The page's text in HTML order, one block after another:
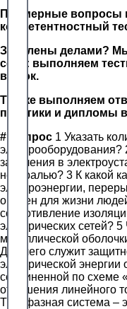
Примерные вопросы
компетентностный
Завалены делами?
себя: выполняем
в срок.
Так же выполняем
практики и
#
Вопрос 1 Указать
зануления в
нейтралью? 3 К какой
электроэнергии,
опасен для жизни
сопротивление
электрических сетей?
металлической
Для чего служит
электрической
соединенной по схеме
отношения линейного
Трехфазная система –